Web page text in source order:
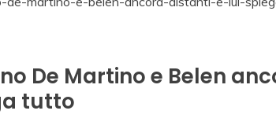
De Martino e Belen
tutto